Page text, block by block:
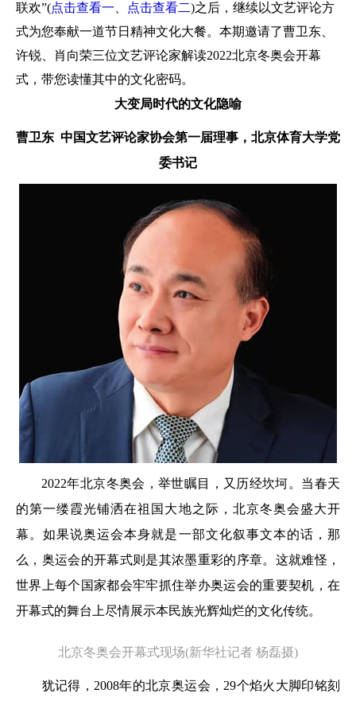
联欢”(点击查看一 点击查看二)之后，继续以文艺评论方
式为您奉献一道节日精神文化大餐。本期邀请了曹卫东、
许锐、肖向荣三位文艺评论家解读2022北京冬奥会开幕
式，带您读懂其中的文化密码。
大变局时代的文化隐喻
曹卫东 中国文艺评论家协会第一届理事， 北京体育大学党
委书记
2022年北京冬奥会，举世瞩目，又历经坎坷。当春天
的第一缕霞光铺洒在祖国大地之际，北京冬奥会盛大开
幕。如果说奥运会本身就是一部文化叙事文本的话，那
么，奥运会的开幕式则是其浓墨重彩的序章。这就难怪，
世界上每个国家都会牢牢抓住举办奥运会的重要契机，在
开幕式的舞台上尽情展示本民族光辉灿烂的文化传统。
北京冬奥会开幕式现场(新华社记者 杨磊摄)
犹记得，2008年的北京奥运会，29个焰火大脚印铭刻